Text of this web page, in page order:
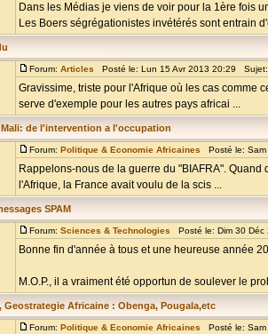
Dans les Médias je viens de voir pour la 1ère fois
Les Boers ségrégationistes invétérés sont entrain
Forum: Articles Posté le: Lun 15 Avr 2013 20:29
Gravissime, triste pour l'Afrique où les cas comme
serve d'exemple pour les autres pays africai ...
Mali: de l'intervention a l'occupation
Forum: Politique & Economie Africaines Posté le:
Rappelons-nous de la guerre du "BIAFRA".
l'Afrique, la France avait voulu de la scis ...
SPAM
Forum: Sciences & Technologies Posté le: Dim 30
Bonne fin d'année à tous et une heureuse année
M.O.P., il a vraiment été opportun de soulever le
Geostrategie Africaine : Obenga, Pougala,etc
Forum: Politique & Economie Africaines Posté le: